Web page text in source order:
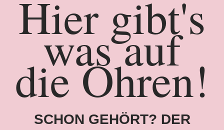
Hier gibt's
was auf
die Ohren!
SCHON GEHÖRT? DER